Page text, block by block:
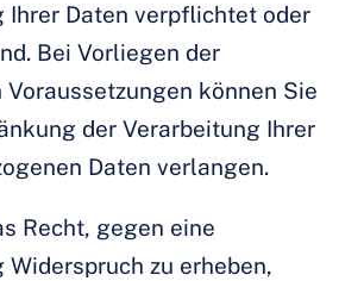
Ihrer Daten verpflichtet oder
Bei Vorliegen der
können Sie
der Verarbeitung Ihrer
Daten verlangen.
Recht, gegen eine
Widerspruch zu erheben,